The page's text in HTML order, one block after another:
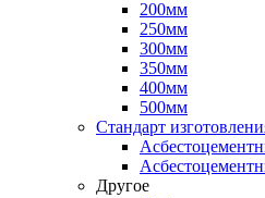
200мм
250мм
300мм
350мм
400мм
500мм
Стандарт
Другое